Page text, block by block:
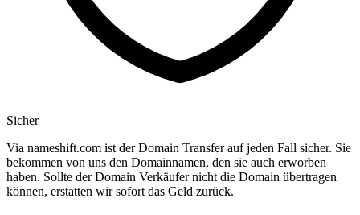
Sicher
Via nameshift.com ist der Domain Transfer auf jeden Fall sicher. Sie
bekommen von uns den Domainnamen, den sie auch erworben
haben. Sollte der Domain Verkäufer nicht die Domain übertragen
können, erstatten wir sofort das Geld zurück.